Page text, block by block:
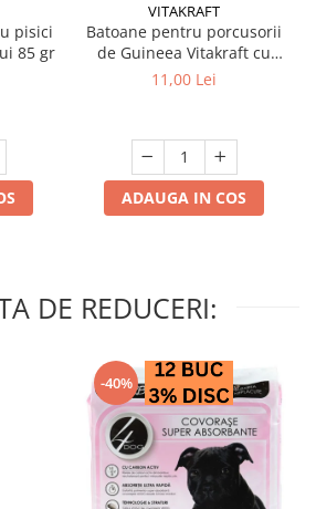
pisici
85 gr
VITAKRAFT
Batoane pentru porcusorii
de Guineea Vitakraft cu
struguri & nuci 2 buc
11,00 Lei
ADAUGA IN COS
DE REDUCERI:
-40%